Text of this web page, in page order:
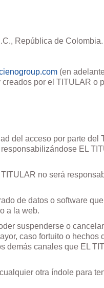
República de Colombia.
(en
por el TITULAR o
del acceso por parte del
EL
no será
de datos o software
a la web.
suspenderse o
caso fortuito o hechos
demás canales que EL
otra índole para